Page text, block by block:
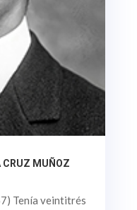
CRUZ MUÑOZ
Tenía veintitrés